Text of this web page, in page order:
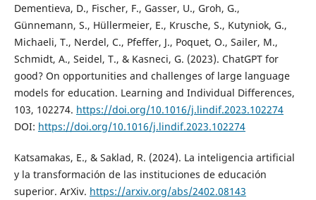
Dementieva, D., Fischer, F., Gasser, U., Groh, G.,
Günnemann, S., Hüllermeier, E., Krusche, S., Kutyniok, G.,
Michaeli, T., Nerdel, C., Pfeffer, J., Poquet, O., Sailer, M.,
Schmidt, A., Seidel, T., & Kasneci, G. (2023). ChatGPT for
good? On opportunities and challenges of large language
models for education. Learning and Individual Differences,
103, 102274. https://doi.org/10.1016/j.lindif.2023.102274
DOI: https://doi.org/10.1016/j.lindif.2023.102274
Katsamakas, E., & Saklad, R. (2024). La inteligencia artificial
y la transformación de las instituciones de educación
superior. ArXiv. https://arxiv.org/abs/2402.08143